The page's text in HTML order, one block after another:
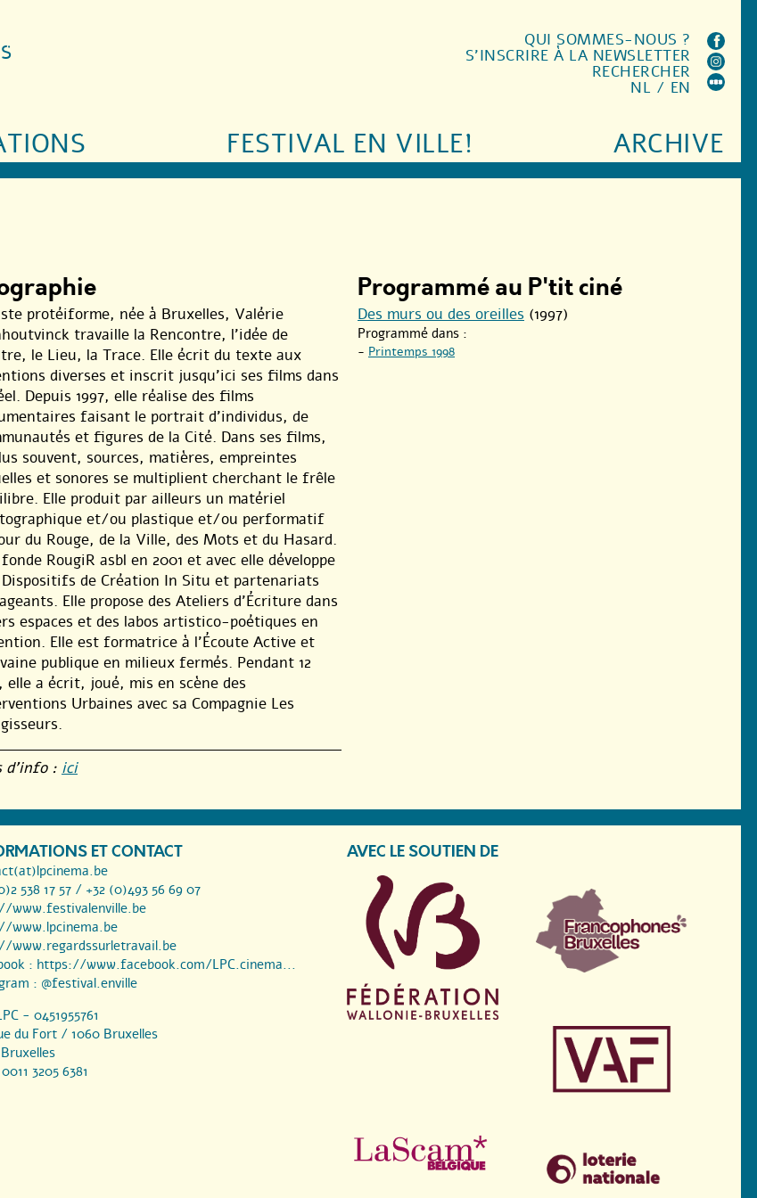
FESTIVAL EN VILLE! ARCHIVE
QUI SOMMES-NOUS ?
S'INSCRIRE À LA NEWSLETTER
RECHERCHER
NL / EN
protéiforme, née à Bruxelles, Valérie
travaille la Rencontre, l’idée de
le Lieu, la Trace. Elle écrit du texte aux
diverses et inscrit jusqu’ici ses films dans
Depuis 1997, elle réalise des films
faisant le portrait d’individus, de
et figures de la Cité. Dans ses films,
souvent, sources, matières, empreintes
et sonores se multiplient cherchant le frêle
Elle produit par ailleurs un matériel
et/ou plastique et/ou performatif
du Rouge, de la Ville, des Mots et du Hasard.
RougiR asbl en 2001 et avec elle développe
Dispositifs de Création In Situ et partenariats
Elle propose des Ateliers d’Écriture dans
espaces et des labos artistico-poétiques en
Elle est formatrice à l’Écoute Active et
publique en milieux fermés. Pendant 12
elle a écrit, joué, mis en scène des
Urbaines avec sa Compagnie Les
d’info : ici
Programmé au P'tit ciné
Des murs ou des oreilles (1997)
Programmé dans :
- Printemps 1998
ET CONTACT
538 17 57 / +32 (0)493 56 69 07
www.festivalenville.be
www.lpcinema.be
www.regardssurletravail.be
: https://www.facebook.com/LPC.cinema...
: @festival.enville
- 0451955761
du Fort / 1060 Bruxelles
3205 6381
AVEC LE SOUTIEN DE